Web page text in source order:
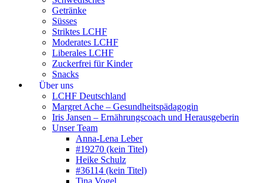
Getränke
Süsses
Striktes LCHF
Moderates LCHF
Liberales LCHF
Zuckerfrei für Kinder
Snacks
Über uns
LCHF Deutschland
Margret Ache – Gesundheitspädagogin
Iris Jansen – Ernährungscoach und Herausgeberin
Unser Team
Anna-Lena Leber
#19270 (kein Titel)
Heike Schulz
#36114 (kein Titel)
Tina Vogel